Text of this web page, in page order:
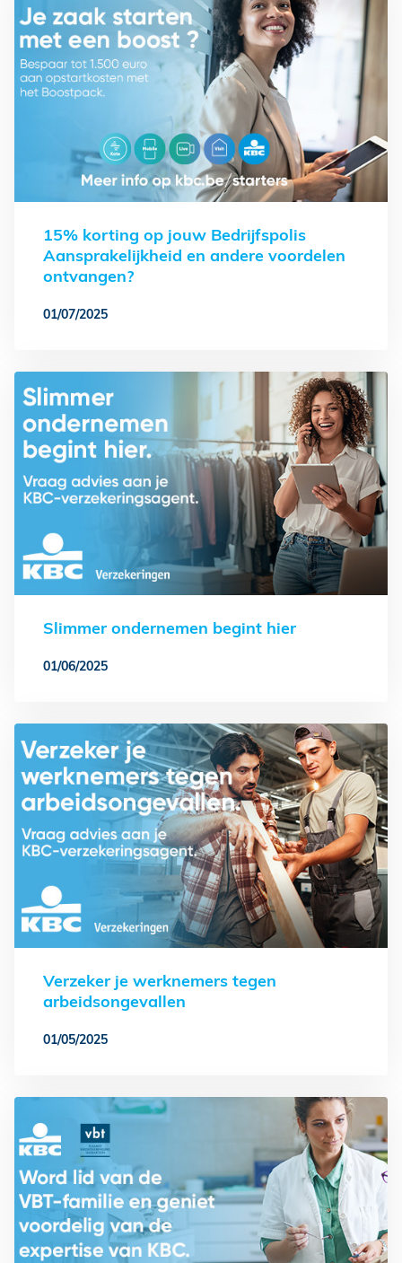
15% korting op jouw Bedrijfspolis
Aansprakelijkheid en andere voordelen
ontvangen?
01/07/2025
Slimmer ondernemen begint hier
01/06/2025
Verzeker je werknemers tegen
arbeidsongevallen
01/05/2025